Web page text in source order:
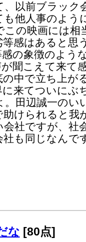
以前ブラック
他人事のよう
の映画には相
感はあると思
の象徴のよう
聞こえて来て
中で立ち上が
来てついにぶ
田辺誠一のい
助けられると我
社ですが、社
も同じなんで
な [80点]